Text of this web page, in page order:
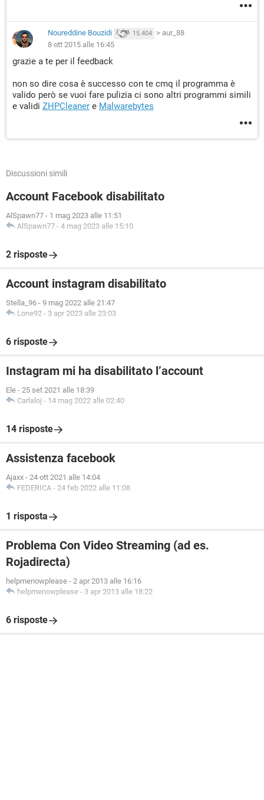
Noureddine Bouzidi 15.404 > aur_88
8 ott 2015 alle 16:45
grazie a te per il feedback
non so dire cosa è successo con te cmq il programma è
valido però se vuoi fare pulizia ci sono altri programmi simili
e validi ZHPCleaner e Malwarebytes
Discussioni simili
Account Facebook disabilitato
AlSpawn77 - 1 mag 2023 alle 11:51
AlSpawn77 - 4 mag 2023 alle 15:10
2 risposte
Account instagram disabilitato
Stella_96 - 9 mag 2022 alle 21:47
Lone92 - 3 apr 2023 alle 23:03
6 risposte
Instagram mi ha disabilitato l’account
Ele - 25 set 2021 alle 18:39
Carlaloj - 14 mag 2022 alle 02:40
14 risposte
Assistenza facebook
Ajaxx - 24 ott 2021 alle 14:04
FEDERICA - 24 feb 2022 alle 11:08
1 risposta
Problema Con Video Streaming (ad es.
Rojadirecta)
helpmenowplease - 2 apr 2013 alle 16:16
helpmenowplease - 3 apr 2013 alle 18:22
6 risposte